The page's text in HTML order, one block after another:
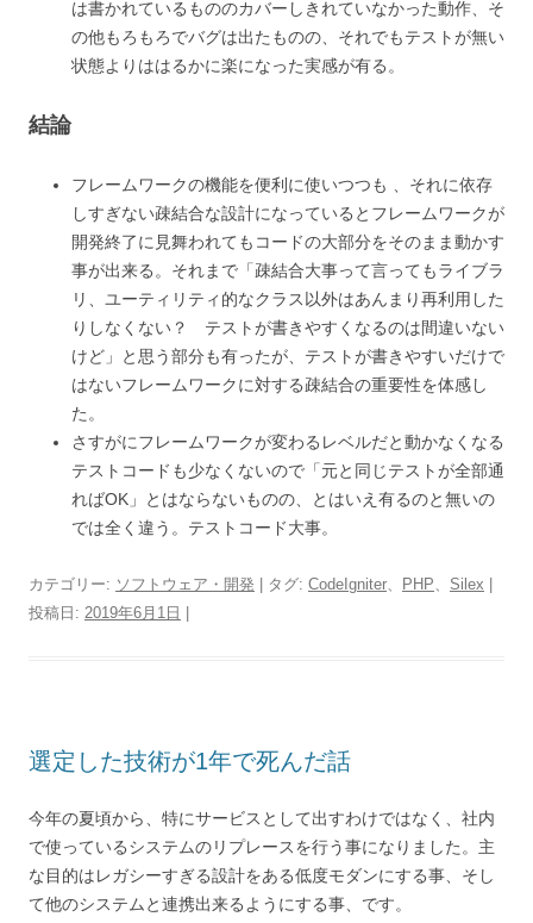
は書かれているもののカバーしきれていなかった動作、そ
の他もろもろでバグは出たものの、それでもテストが無い
状態よりははるかに楽になった実感が有る。
結論
フレームワークの機能を便利に使いつつも 、それに依存
しすぎない疎結合な設計になっているとフレームワークが
開発終了に見舞われてもコードの大部分をそのまま動かす
事が出来る。それまで「疎結合大事って言ってもライブラ
リ、ユーティリティ的なクラス以外はあんまり再利用した
りしなくない？ テストが書きやすくなるのは間違いない
けど」と思う部分も有ったが、テストが書きやすいだけで
はないフレームワークに対する疎結合の重要性を体感し
た。
さすがにフレームワークが変わるレベルだと動かなくなる
テストコードも少なくないので「元と同じテストが全部通
ればOK」とはならないものの、とはいえ有るのと無いの
では全く違う。テストコード大事。
カテゴリー: ソフトウェア・開発 | タグ: CodeIgniter、 PHP、 Silex
投稿日: 2019年6月1日
選定した技術が1年で死んだ話
今年の夏頃から、特にサービスとして出すわけではなく、社内
で使っているシステムのリプレースを行う事になりました。主
な目的はレガシーすぎる設計をある低度モダンにする事、そし
て他のシステムと連携出来るようにする事、です。